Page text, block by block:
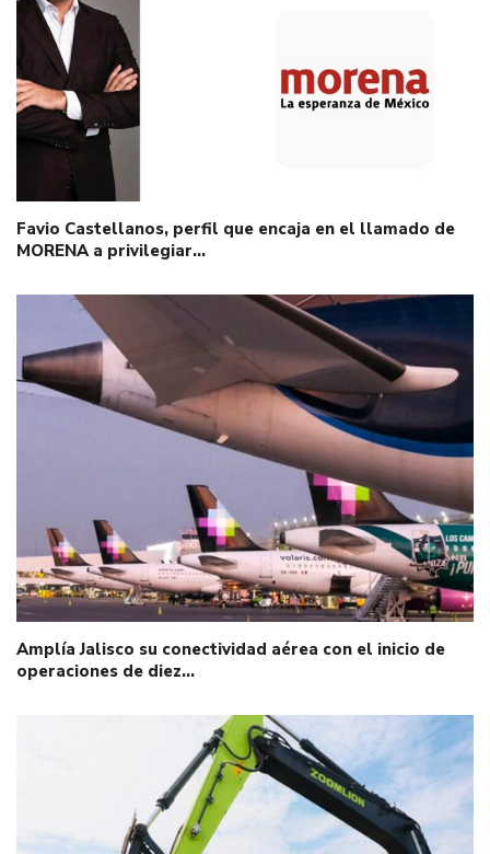
Favio Castellanos, perfil que encaja en el llamado de
MORENA a privilegiar…
Amplía Jalisco su conectividad aérea con el inicio de
operaciones de diez…